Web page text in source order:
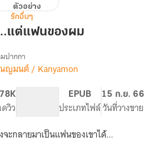
ตัวอย่าง
รักอื่นๆ
..แต่แฟนของผม
เรื่อง
[E-
ปากกา
มนต์ / Kanyamon
วิวระดับเนื้อหา
EPUB
ประเภทไฟล์
15 ก.ย. 66
วันที่วางขาย
ะกลายมาเป็นแฟนของเขาได้...